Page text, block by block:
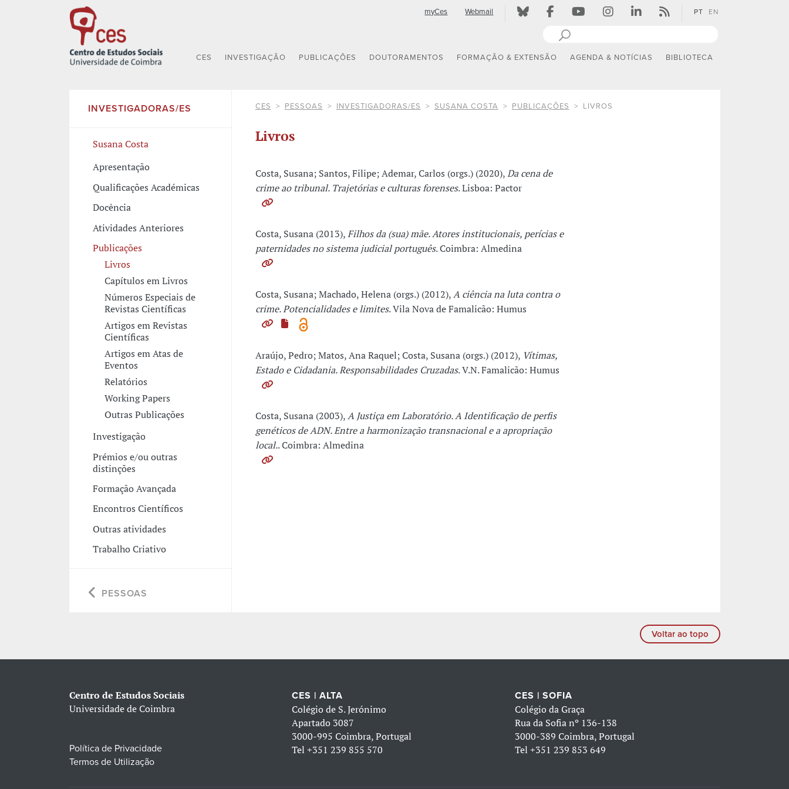
myCes Webmail PT EN
CES INVESTIGAÇÃO PUBLICAÇÕES DOUTORAMENTOS FORMAÇÃO & EXTENSÃO AGENDA & NOTÍCIAS BIBLIOTECA
INVESTIGADORAS/ES
Susana Costa
Apresentação
Qualificações Académicas
Docência
Atividades Anteriores
Publicações
Livros
Capítulos em Livros
Números Especiais de
Revistas Científicas
Artigos em Revistas
Científicas
Artigos em Atas de
Eventos
Relatórios
Working Papers
Outras Publicações
Investigação
Prémios e/ou outras
distinções
Formação Avançada
Encontros Científicos
Outras atividades
Trabalho Criativo
PESSOAS
CES PESSOAS INVESTIGADORAS/ES SUSANA COSTA PUBLICAÇÕES LIVROS
Livros
Costa, Susana; Santos, Filipe; Ademar, Carlos (orgs.) (2020),Da cena de
crime ao tribunal. Trajetórias e culturas forenses. Lisboa: Pactor
Costa, Susana (2013),Filhos da (sua) mãe. Atores institucionais, perícias e
paternidades no sistema judicial português. Coimbra: Almedina
Costa, Susana; Machado, Helena (orgs.) (2012),A ciência na luta contra o
crime. Potencialidades e limites. Vila Nova de Famalicão: Humus
Araújo, Pedro; Matos, Ana Raquel; Costa, Susana (orgs.) (2012), Vítimas,
Estado e Cidadania. Responsabilidades Cruzadas. V.N. Famalicão: Humus
Costa, Susana (2003),A Justiça em Laboratório. A Identificação de perfis
genéticos de ADN. Entre a harmonização transnacional e a apropriação
local.. Coimbra: Almedina
Voltar ao topo
Centro de Estudos Sociais
Universidade de Coimbra
Política de Privacidade
Termos de Utilização
CES | ALTA
Colégio de S. Jerónimo
Apartado 3087
3000-995 Coimbra, Portugal
Tel+351 239 855 570
CES | SOFIA
Colégio da Graça
Rua da Sofia nº 136-138
3000-389 Coimbra, Portugal
Tel +351 239 853 649